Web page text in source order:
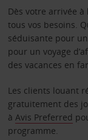
Dès votre arrivée à
tous vos besoins.
séduisante pour
pour un voyage
des vacances en
Les clients louant
gratuitement des
à Avis Preferred
programme.